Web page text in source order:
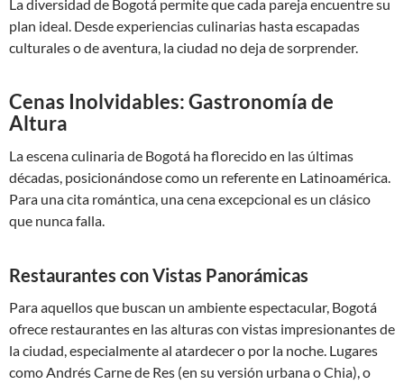
La diversidad de Bogotá permite que cada pareja encuentre su
plan ideal. Desde experiencias culinarias hasta escapadas
culturales o de aventura, la ciudad no deja de sorprender.
Cenas Inolvidables: Gastronomía de
Altura
La escena culinaria de Bogotá ha florecido en las últimas
décadas, posicionándose como un referente en Latinoamérica.
Para una cita romántica, una cena excepcional es un clásico
que nunca falla.
Restaurantes con Vistas Panorámicas
Para aquellos que buscan un ambiente espectacular, Bogotá
ofrece restaurantes en las alturas con vistas impresionantes de
la ciudad, especialmente al atardecer o por la noche. Lugares
como Andrés Carne de Res (en su versión urbana o Chia), o